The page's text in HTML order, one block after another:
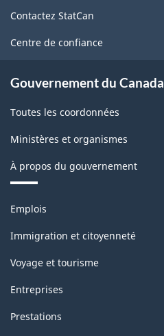
et
commerce
gros
de
la
ce
site
Contactez StatCan
Centre de confiance
Gouvernement du Canada
Toutes les coordonnées
Ministères et organismes
À propos du gouvernement
Thèmes
sujets
Emplois
Immigration et citoyenneté
Voyage et tourisme
Entreprises
Prestations